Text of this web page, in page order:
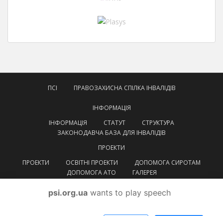
ПСІ ПРАВОЗАХИСНА СПІЛКА ІНВАЛІДІВ
ІНФОРМАЦІЯ
ІНФОРМАЦІЯ
СТАТУТ
СТРУКТУРА
ЗАКОНОДАВЧА БАЗА ДЛЯ ІНВАЛІДІВ
ПРОЕКТИ
ПРОЕКТИ
ОСВІТНІ ПРОЕКТИ
ДОПОМОГА СИРОТАМ
ДОПОМОГА АТО
ГАЛЕРЕЯ
psi.org.ua wants to play speech